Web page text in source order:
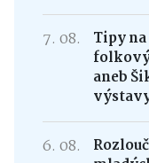
7. 08.
Tipy
aneb
6. 08.